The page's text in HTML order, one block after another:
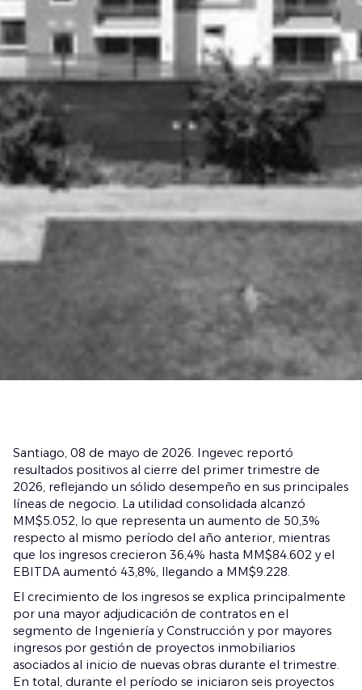
Santiago, 08 de mayo de 2026. Ingevec reportó
resultados positivos al cierre del primer trimestre de
2026, reflejando un sólido desempeño en sus principales
líneas de negocio. La utilidad consolidada alcanzó
MM$5.052, lo que representa un aumento de 50,3%
respecto al mismo período del año anterior, mientras
que los ingresos crecieron 36,4% hasta MM$84.602 y el
EBITDA aumentó 43,8%, llegando a MM$9.228.
El crecimiento de los ingresos se explica principalmente
por una mayor adjudicación de contratos en el
segmento de Ingeniería y Construcción y por mayores
ingresos por gestión de proyectos inmobiliarios
asociados al inicio de nuevas obras durante el trimestre.
En total, durante el período se iniciaron seis proyectos